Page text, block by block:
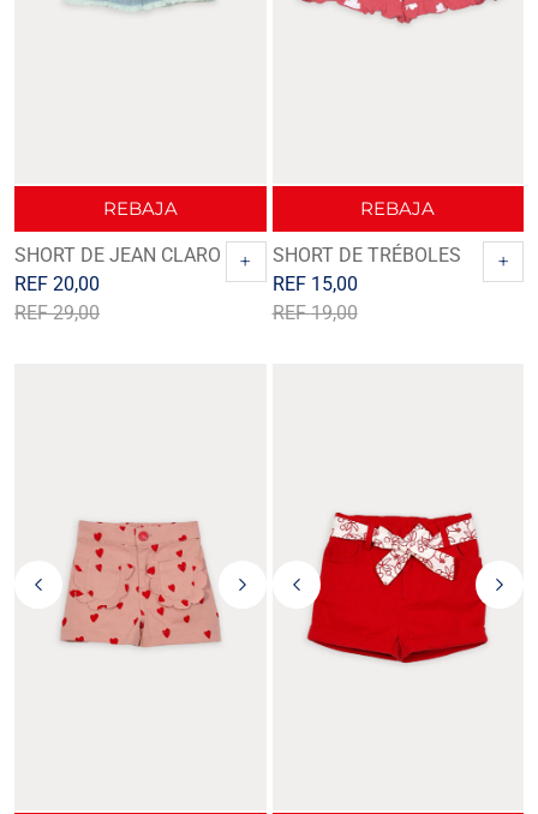
REBAJA
SHORT DE JEAN CLARO
REF29,00
REF 20,00
+
REBAJA
SHORT DE TRÉBOLES
REF19,00
REF 15,00
+